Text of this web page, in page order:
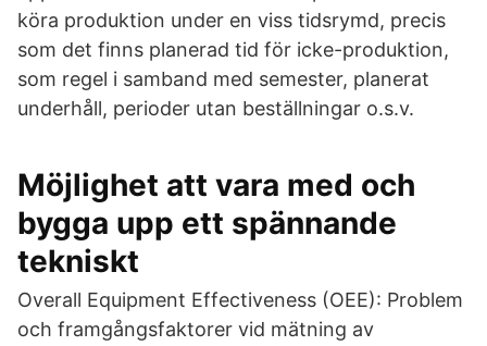
köra produktion under en viss tidsrymd, precis
som det finns planerad tid för icke-produktion,
som regel i samband med semester, planerat
underhåll, perioder utan beställningar o.s.v.
Möjlighet att vara med och
bygga upp ett spännande
tekniskt
Overall Equipment Effectiveness (OEE): Problem
och framgångsfaktorer vid mätning av